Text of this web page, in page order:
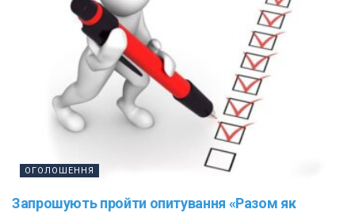
ОГОЛОШЕННЯ
Запрошують пройти опитування «Разом як